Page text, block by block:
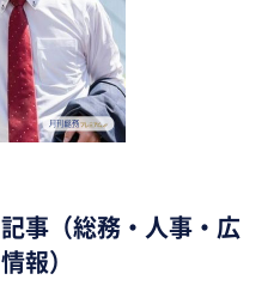
事（総務・人事・広
報）